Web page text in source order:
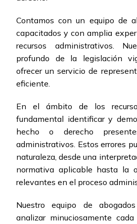
Contamos con un equipo de
capacitados y con amplia
recursos administrativos.
profundo de la legislación
ofrecer un servicio de
eficiente.
En el ámbito de los
fundamental identificar y
hecho o derecho
administrativos. Estos errores
naturaleza, desde una
normativa aplicable hasta la
relevantes en el proceso
Nuestro equipo de
analizar minuciosamente